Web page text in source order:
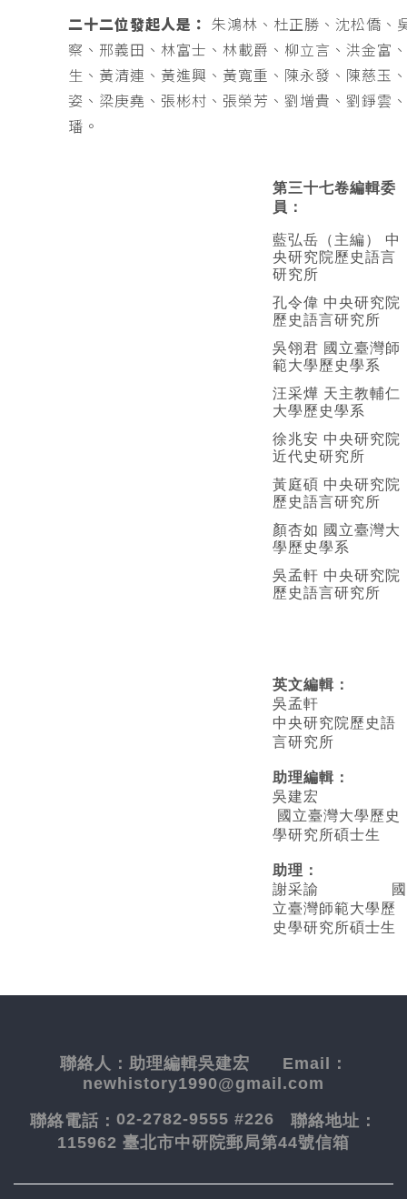
二十二位發起人是：
朱鴻林、杜正勝、沈松僑、
察、邢義田、林富士、林載爵、柳立言、洪金富
生、黃清連、黃進興、黃寬重、陳永發、陳慈玉
姿、梁庚堯、張彬村、張榮芳、劉增貴、劉錚雲
璠。
第三十七卷編輯委
員：
藍弘岳（主編） 中
央研究院歷史語言
研究所
孔令偉 中央研究院
歷史語言研究所
吳翎君 國立臺灣師
範大學歷史學系
汪采燁 天主教輔仁
大學歷史學系
徐兆安 中央研究院
近代史研究所
黃庭碩 中央研究院
歷史語言研究所
顏杏如 國立臺灣大
學歷史學系
吳孟軒 中央研究院
歷史語言研究所
英文編輯 ：
吳孟軒
中央研究院歷史語
言研究所
助理編輯：
吳建宏
國立臺灣大學歷史
學研究所碩士生
助理：
謝采諭
國
立臺灣師範大學歷
史學研究所碩士生
聯絡人： 助理編輯吳建宏 Email：
newhistory1990@gmail.com
聯絡電話： 02-2782-9555 #226 聯絡地址：
115962 臺北市中研院郵局第44號信箱